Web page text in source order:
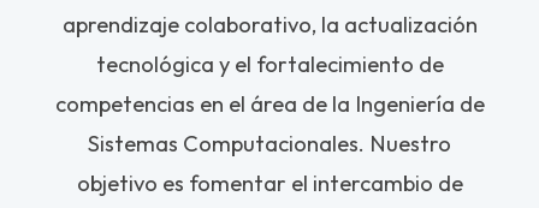
aprendizaje colaborativo, la actualización
tecnológica y el fortalecimiento de
competencias en el área de la Ingeniería de
Sistemas Computacionales. Nuestro
objetivo es fomentar el intercambio de